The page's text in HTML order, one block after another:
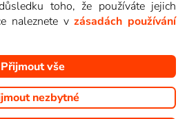
Na tomto webu jsou zobrazovány
které můžete sledovat v Lepší.TV.
toho, že používáte jejich
naleznete vzásadách používání
Přijmout vše
nezbytné